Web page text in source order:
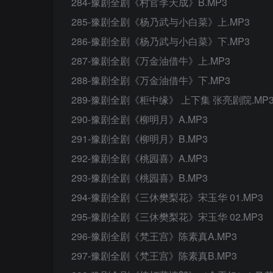
285-豫剧全剧《杨乃武与小白菜》上.MP3
286-豫剧全剧《杨乃武与小白菜》下.MP3
287-豫剧全剧《万金油借牛》上.MP3
288-豫剧全剧《万金油借牛》下.MP3
289-豫剧全剧《柜中缘》 上下集 张亮剧院
290-豫剧全剧《柳明月》A.MP3
291-豫剧全剧《柳明月》B.MP3
292-豫剧全剧《桃园喜》A.MP3
293-豫剧全剧《桃园喜》B.MP3
294-豫剧全剧《三休樊梨花》宋玉华 01.MP3
295-豫剧全剧《三休樊梨花》宋玉华 02.MP3
296-豫剧全剧《梵王宫》陈素真A.MP3
297-豫剧全剧《梵王宫》陈素真B.MP3